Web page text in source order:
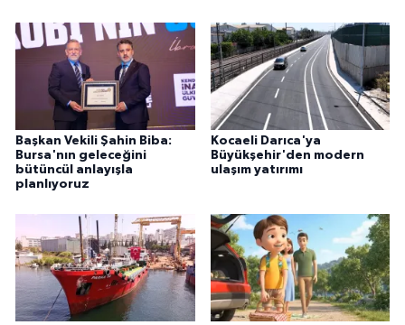
Başkan Vekili Şahin Biba:
Bursa'nın geleceğini
bütüncül anlayışla
planlıyoruz
Kocaeli Darıca'ya
Büyükşehir'den modern
ulaşım yatırımı